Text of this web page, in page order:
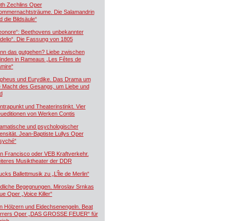
Zechlins Oper
Die Salamandrin
die Bildsäule“
Beethovens unbekannter
Die Fassung von 1805
das gutgehen? Liebe zwischen
in Rameaus „Les Fêtes de
und Eurydike. Das Drama um
Macht des Gesangs, um Liebe und
und Theaterinstinkt. Vier
von Werken Contis
und psychologischer
Jean-Baptiste Lullys Oper
Francisco oder VEB Kraftverkehr.
Musiktheater der DDR
Ballettmusik zu „L’Île de Merlin“
Begegnungen. Miroslav Srnkas
Oper „Voice Killer“
Hölzern und Eidechsenengeln. Beat
Oper „DAS GROSSE FEUER“ für